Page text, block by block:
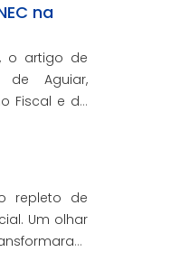
na
o artigo de
Aguiar,
repleto de
Um olhar